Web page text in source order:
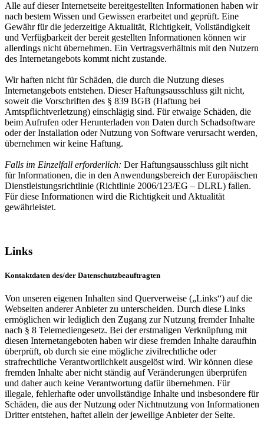
Alle auf dieser Internetseite bereitgestellten Informationen haben wir
nach bestem Wissen und Gewissen erarbeitet und geprüft. Eine
Gewähr für die jederzeitige Aktualität, Richtigkeit, Vollständigkeit
und Verfügbarkeit der bereit gestellten Informationen können wir
allerdings nicht übernehmen. Ein Vertragsverhältnis mit den Nutzern
des Internetangebots kommt nicht zustande.
Wir haften nicht für Schäden, die durch die Nutzung dieses
Internetangebots entstehen. Dieser Haftungsausschluss gilt nicht,
soweit die Vorschriften des § 839 BGB (Haftung bei
Amtspflichtverletzung) einschlägig sind. Für etwaige Schäden, die
beim Aufrufen oder Herunterladen von Daten durch Schadsoftware
oder der Installation oder Nutzung von Software verursacht werden,
übernehmen wir keine Haftung.
Falls im Einzelfall erforderlich: Der Haftungsausschluss gilt nicht
für Informationen, die in den Anwendungsbereich der Europäischen
Dienstleistungsrichtlinie (Richtlinie 2006/123/EG – DLRL) fallen.
Für diese Informationen wird die Richtigkeit und Aktualität
gewährleistet.
Links
Kontaktdaten des/der Datenschutzbeauftragten
Von unseren eigenen Inhalten sind Querverweise („Links“) auf die
Webseiten anderer Anbieter zu unterscheiden. Durch diese Links
ermöglichen wir lediglich den Zugang zur Nutzung fremder Inhalte
nach § 8 Telemediengesetz. Bei der erstmaligen Verknüpfung mit
diesen Internetangeboten haben wir diese fremden Inhalte daraufhin
überprüft, ob durch sie eine mögliche zivilrechtliche oder
strafrechtliche Verantwortlichkeit ausgelöst wird. Wir können diese
fremden Inhalte aber nicht ständig auf Veränderungen überprüfen
und daher auch keine Verantwortung dafür übernehmen. Für
illegale, fehlerhafte oder unvollständige Inhalte und insbesondere für
Schäden, die aus der Nutzung oder Nichtnutzung von Informationen
Dritter entstehen, haftet allein der jeweilige Anbieter der Seite.